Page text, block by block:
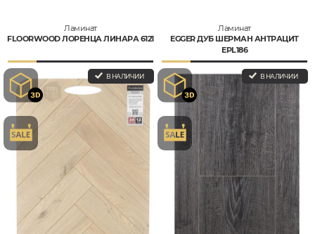
Ламинат
FLOORWOOD ЛОРЕНЦА ЛИНАРА 6121
В НАЛИЧИИ
Ламинат
EGGER ДУБ ШЕРМАН АНТРАЦИТ
EPL186
В НАЛИЧИИ